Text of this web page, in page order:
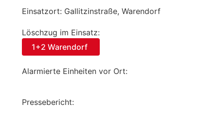
Einsatzort: Gallitzinstraße, Warendorf
Löschzug im Einsatz:
1+2 Warendorf
Alarmierte Einheiten vor Ort:
Pressebericht: